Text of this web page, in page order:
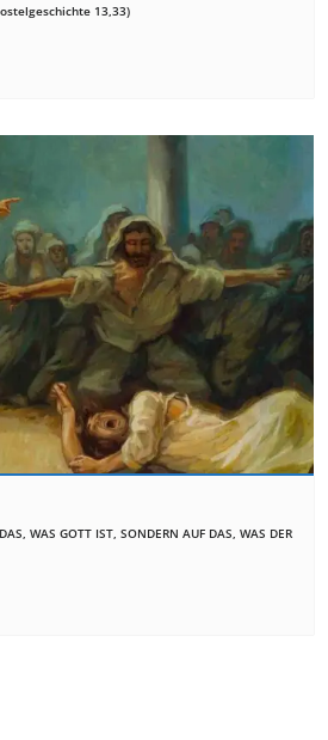
13,33)
WAS GOTT IST, SONDERN AUF DAS, WAS DER